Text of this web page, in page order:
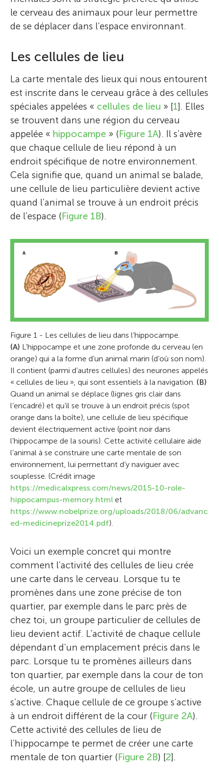
le cerveau des animaux pour leur permettre
de se déplacer dans l’espace environnant.
Les cellules de lieu
La carte mentale des lieux qui nous entourent
est inscrite dans le cerveau grâce à des cellules
spéciales appelées « cellules de lieu » [1]. Elles
se trouvent dans une région du cerveau
appelée « hippocampe » (Figure 1A). Il s’avère
que chaque cellule de lieu répond à un
endroit spécifique de notre environnement.
Cela signifie que, quand un animal se balade,
une cellule de lieu particulière devient active
quand l’animal se trouve à un endroit précis
de l’espace (Figure 1B).
Figure 1 - Les cellules de lieu dans l’hippocampe.
(A) L’hippocampe et une zone profonde du cerveau (en
orange) qui a la forme d’un animal marin (d’où son nom).
Il contient (parmi d’autres cellules) des neurones appelés
« cellules de lieu », qui sont essentiels à la navigation. (B)
Quand un animal se déplace (lignes gris clair dans
l’encadré) et qu’il se trouve à un endroit précis (spot
orange dans la boîte), une cellule de lieu spécifique
devient électriquement active (point noir dans
l’hippocampe de la souris). Cette activité cellulaire aide
l’animal à se construire une carte mentale de son
environnement, lui permettant d’y naviguer avec
souplesse. (Crédit image
https://medicalxpress.com/news/2015-10-role-
hippocampus-memory.html et
https://www.nobelprize.org/uploads/2018/06/advanc
ed-medicineprize2014.pdf).
Voici un exemple concret qui montre
comment l’activité des cellules de lieu crée
une carte dans le cerveau. Lorsque tu te
promènes dans une zone précise de ton
quartier, par exemple dans le parc près de
chez toi, un groupe particulier de cellules de
lieu devient actif. L’activité de chaque cellule
dépendant d’un emplacement précis dans le
parc. Lorsque tu te promènes ailleurs dans
ton quartier, par exemple dans la cour de ton
école, un autre groupe de cellules de lieu
s’active. Chaque cellule de ce groupe s’active
à un endroit différent de la cour (Figure 2A).
Cette activité des cellules de lieu de
l’hippocampe te permet de créer une carte
mentale de ton quartier (Figure 2B) [2].